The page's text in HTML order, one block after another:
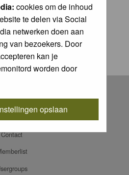
cookies om de inhoud
te delen via Social
netwerken doen aan
van bezoekers. Door
kan je
worden door
opslaan
Log in
Contact